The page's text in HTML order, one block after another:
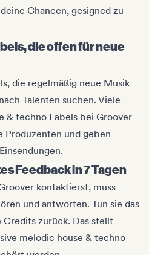
Chancen, gesigned zu
die offen für neue
die regelmäßig neue Musik
Talenten suchen. Viele
& techno Labels bei Groover
Produzenten und geben
Feedback in 7 Tagen
kontaktierst, muss
und antworten. Tun sie das
zurück. Das stellt
melodic house & techno